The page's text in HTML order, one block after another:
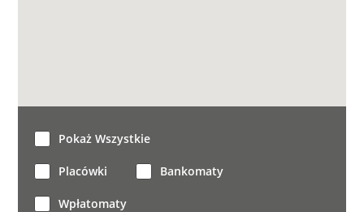
Pokaż Wszystkie
Placówki Bankomaty
Wpłatomaty